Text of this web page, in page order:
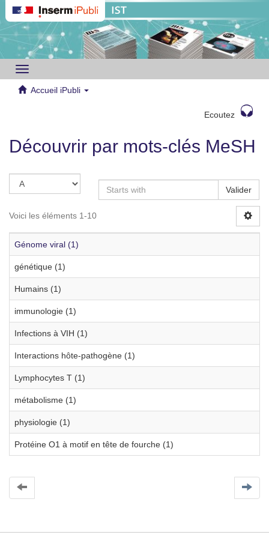
Toggle
navigation
Accueil iPubli
Ecoutez
Découvrir par mots-clés MeSH
Valider
Voici les éléments 1-10
Génome viral (1)
génétique (1)
Humains (1)
immunologie (1)
Infections à VIH (1)
Interactions hôte-pathogène (1)
Lymphocytes T (1)
métabolisme (1)
physiologie (1)
Protéine O1 à motif en tête de fourche (1)